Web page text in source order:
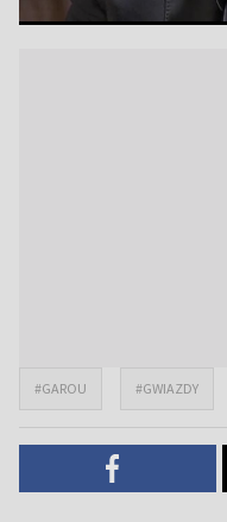
#GAROU #GWIAZDY